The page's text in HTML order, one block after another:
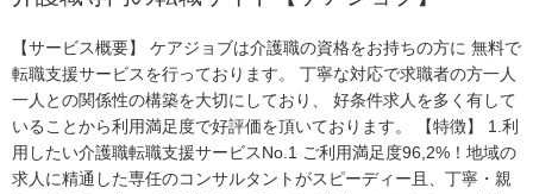
【サービス概要】 ケアジョブは介護職の資格をお持ちの方に 無料で
転職支援サービスを行っております。 丁寧な対応で求職者の方一人
一人との関係性の構築を大切にしており、 好条件求人を多く有して
いることから利用満足度で好評価を頂いております。 【特徴】 1.利
用したい介護職転職支援サービスNo.1 ご利用満足度96,2%！地域の
求人に精通した専任のコンサルタントがスピーディー且、丁寧・親